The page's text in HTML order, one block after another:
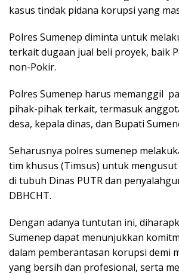
kasus tindak pidana korupsi yang
Polres Sumenep diminta untuk
terkait dugaan jual beli proyek, baik
non-Pokir.
Polres Sumenep harus memanggil
pihak-pihak terkait, termasuk
desa, kepala dinas, dan Bupati
Seharusnya polres sumenep
tim khusus (Timsus) untuk
di tubuh Dinas PUTR dan
DBHCHT.
Dengan adanya tuntutan ini,
Sumenep dapat menunjukkan
dalam pemberantasan korupsi demi
yang bersih dan profesional, serta